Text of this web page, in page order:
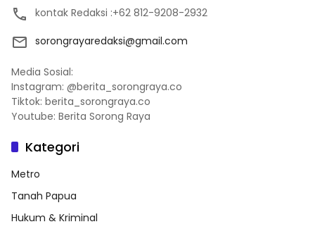
kontak Redaksi :+62 812-9208-2932
sorongrayaredaksi@gmail.com
Media Sosial:
Instagram: @berita_sorongraya.co
Tiktok: berita_sorongraya.co
Youtube: Berita Sorong Raya
Kategori
Metro
Tanah Papua
Hukum & Kriminal